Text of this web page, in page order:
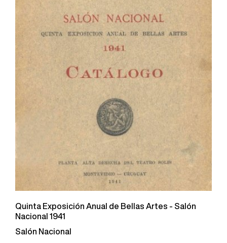
Quinta Exposición Anual de Bellas Artes - Salón
Nacional 1941
Salón Nacional